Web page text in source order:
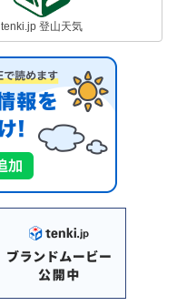
tenki.jp 登山天気